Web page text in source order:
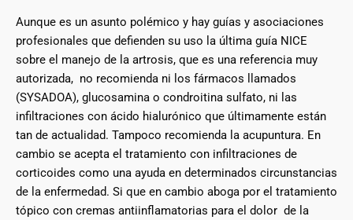
Aunque es un asunto polémico y hay guías y asociaciones
profesionales que defienden su uso la última guía NICE
sobre el manejo de la artrosis, que es una referencia muy
autorizada, no recomienda ni los fármacos llamados
(SYSADOA), glucosamina o condroitina sulfato, ni las
infiltraciones con ácido hialurónico que últimamente están
tan de actualidad. Tampoco recomienda la acupuntura. En
cambio se acepta el tratamiento con infiltraciones de
corticoides como una ayuda en determinados circunstancias
de la enfermedad. Si que en cambio aboga por el tratamiento
tópico con cremas antiinflamatorias para el dolor de la